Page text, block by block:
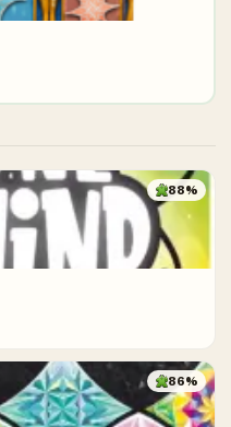
88%
86%